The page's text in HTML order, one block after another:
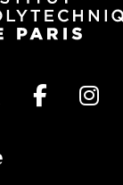
Twitter